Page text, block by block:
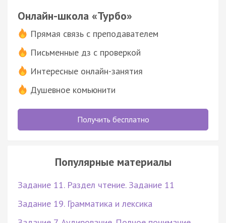
Онлайн-школа «Турбо»
Прямая связь с преподавателем
Письменные дз с проверкой
Интересные онлайн-занятия
Душевное комьюнити
Получить бесплатно
Популярные материалы
Задание 11. Раздел чтение. Задание 11
Задание 19. Грамматика и лексика